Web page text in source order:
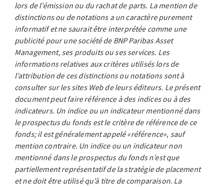
lors de l’émission ou du rachat de parts. La mention de
distinctions ou de notations a un caractère purement
informatif et ne saurait être interprétée comme une
publicité pour une société de BNP Paribas Asset
Management, ses produits ou ses services. Les
informations relatives aux critères utilisés lors de
l’attribution de ces distinctions ou notations sont à
consulter sur les sites Web de leurs éditeurs. Le présent
document peut faire référence à des indices ou à des
indicateurs. Un indice ou un indicateur mentionné dans
le prospectus du fonds est le critère de référence de ce
fonds; il est généralement appelé «référence», sauf
mention contraire. Un indice ou un indicateur non
mentionné dans le prospectus du fonds n’est que
partiellement représentatif de la stratégie de placement
et ne doit être utilisé qu’à titre de comparaison. La